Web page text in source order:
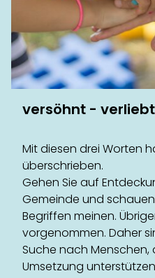
versöhnt -
Mit diesen drei Worten
überschrieben.
Gehen Sie auf
Gemeinde und
Begriffen meinen.
vorgenommen. Daher
Suche nach Menschen,
Umsetzung